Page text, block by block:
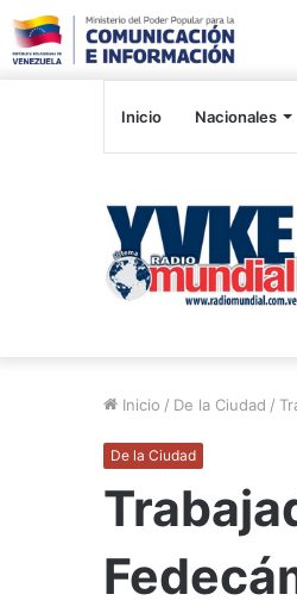
Inicio Nacionales
Inicio / De la Ciudad /
De la Ciudad